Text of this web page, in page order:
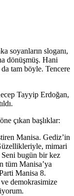
soyanların sloganı,
dönüşmüş. Hani
tam böyle. Tencere
Tayyip Erdoğan,
çıkan başlıklar:
Manisa. Gediz’in
mimari
Seni bugün bir kez
tüm Manisa’ya
Manisa 8.
demokrasimize